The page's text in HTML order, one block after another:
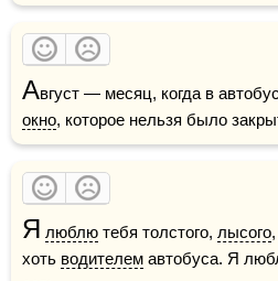
А
окно, которое нельзя было
Я люблю тебя толстого, лысого
хоть водителем автобуса. Я